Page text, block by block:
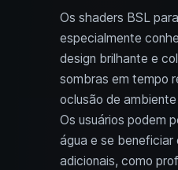
Os shaders BSL
especialmente
design brilhante e
sombras em tempo
oclusão de
Os usuários podem
água e se beneficiar
adicionais, como